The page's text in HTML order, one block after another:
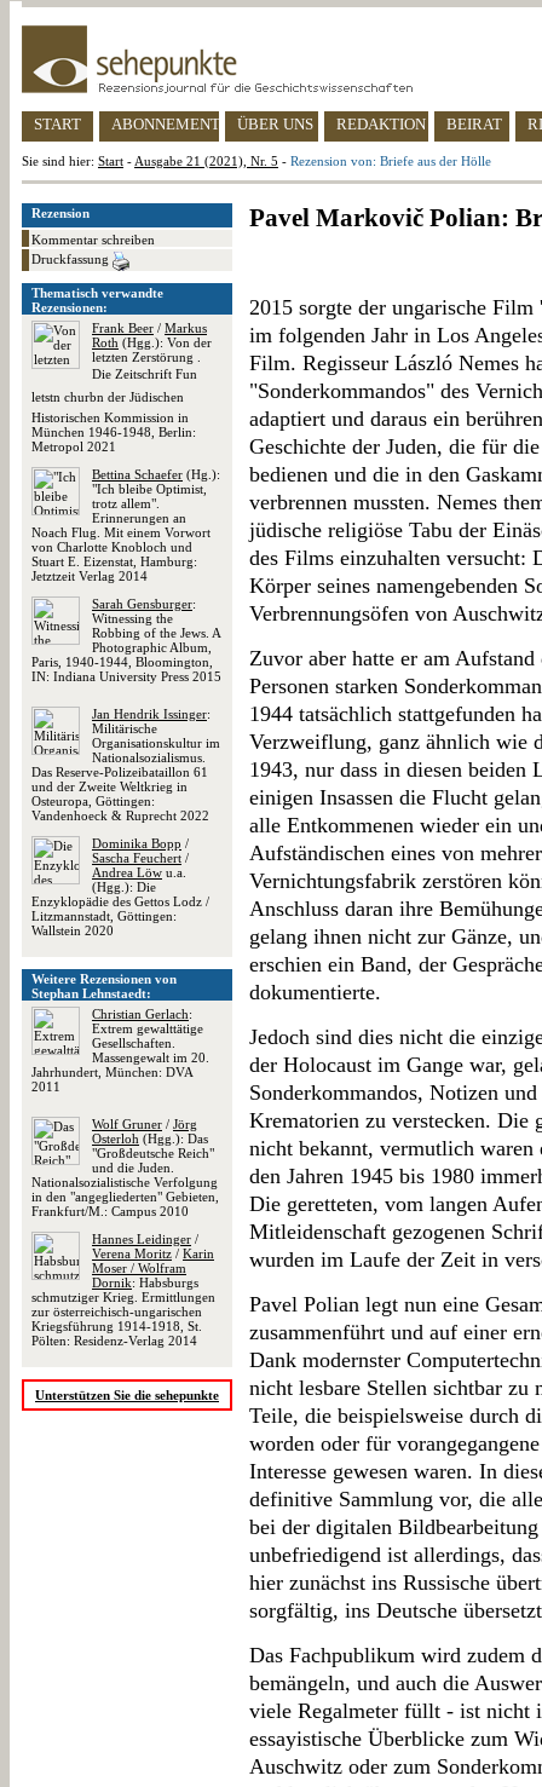
START ABONNEMENT ÜBER UNS REDAKTION BEIRAT
Sie sind hier: Start - Ausgabe 21 (2021), Nr. 5 - Rezension von: Briefe aus der Hölle
Rezension
Kommentar schreiben
Druckfassung
Thematisch verwandte
Rezensionen:
Frank Beer / Markus
Roth (Hgg.): Von der
letzten Zerstörung .
Die Zeitschrift Fun
letstn churbn der Jüdischen
Historischen Kommission in
München 1946-1948, Berlin:
Metropol 2021
Bettina Schaefer (Hg.):
"Ich bleibe Optimist,
trotz allem".
Erinnerungen an
Noach Flug. Mit einem Vorwort
von Charlotte Knobloch und
Stuart E. Eizenstat, Hamburg:
Jetztzeit Verlag 2014
Sarah Gensburger:
Witnessing the
Robbing of the Jews. A
Photographic Album,
Paris, 1940-1944, Bloomington,
IN: Indiana University Press 2015
Jan Hendrik Issinger:
Militärische
Organisationskultur im
Nationalsozialismus.
Das Reserve-Polizeibataillon 61
und der Zweite Weltkrieg in
Osteuropa, Göttingen:
Vandenhoeck & Ruprecht 2022
Dominika Bopp /
Sascha Feuchert /
Andrea Löw u.a.
(Hgg.): Die
Enzyklopädie des Gettos Lodz /
Litzmannstadt, Göttingen:
Wallstein 2020
Weitere Rezensionen von
Stephan Lehnstaedt:
Christian Gerlach:
Extrem gewalttätige
Gesellschaften.
Massengewalt im 20.
Jahrhundert, München: DVA
2011
Wolf Gruner / Jörg
Osterloh (Hgg.): Das
"Großdeutsche Reich"
und die Juden.
Nationalsozialistische Verfolgung
in den "angegliederten" Gebieten,
Frankfurt/M.: Campus 2010
Hannes Leidinger /
Verena Moritz / Karin
Moser / Wolfram
Dornik: Habsburgs
schmutziger Krieg. Ermittlungen
zur österreichisch-ungarischen
Kriegsführung 1914-1918, St.
Pölten: Residenz-Verlag 2014
Unterstützen Sie die sehepunkte
Pavel Markovič Polian:
2015 sorgte der ungarische
im folgenden Jahr in Los
Film. Regisseur László Nemes
"Sonderkommandos" des
adaptiert und daraus ein
Geschichte der Juden, die für
bedienen und die in den
verbrennen mussten. Nemes
jüdische religiöse Tabu der
des Films einzuhalten versucht:
Körper seines namengebenden
Verbrennungsöfen von
Zuvor aber hatte er am
Personen starken
1944 tatsächlich stattgefunden
Verzweiflung, ganz ähnlich wie
1943, nur dass in diesen beiden
einigen Insassen die Flucht
alle Entkommenen wieder ein
Aufständischen eines von
Vernichtungsfabrik zerstören
Anschluss daran ihre
gelang ihnen nicht zur Gänze,
erschien ein Band, der
dokumentierte.
Jedoch sind dies nicht die
der Holocaust im Gange war,
Sonderkommandos, Notizen
Krematorien zu verstecken. Die
nicht bekannt, vermutlich waren
den Jahren 1945 bis 1980
Die geretteten, vom langen
Mitleidenschaft gezogenen
wurden im Laufe der Zeit in
Pavel Polian legt nun eine
zusammenführt und auf einer
Dank modernster
nicht lesbare Stellen sichtbar zu
Teile, die beispielsweise durch
worden oder für
Interesse gewesen waren. In
definitive Sammlung vor, die
bei der digitalen
unbefriedigend ist allerdings,
hier zunächst ins Russische
sorgfältig, ins Deutsche
Das Fachpublikum wird zudem
bemängeln, und auch die
viele Regalmeter füllt - ist nicht
essayistische Überblicke zum
Auschwitz oder zum